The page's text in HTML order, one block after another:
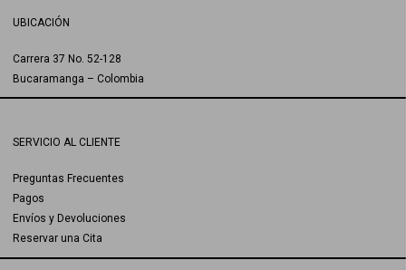
UBICACIÓN
Carrera 37 No. 52-128
Bucaramanga – Colombia
SERVICIO AL CLIENTE
Preguntas Frecuentes
Pagos
Envíos y Devoluciones
Reservar una Cita